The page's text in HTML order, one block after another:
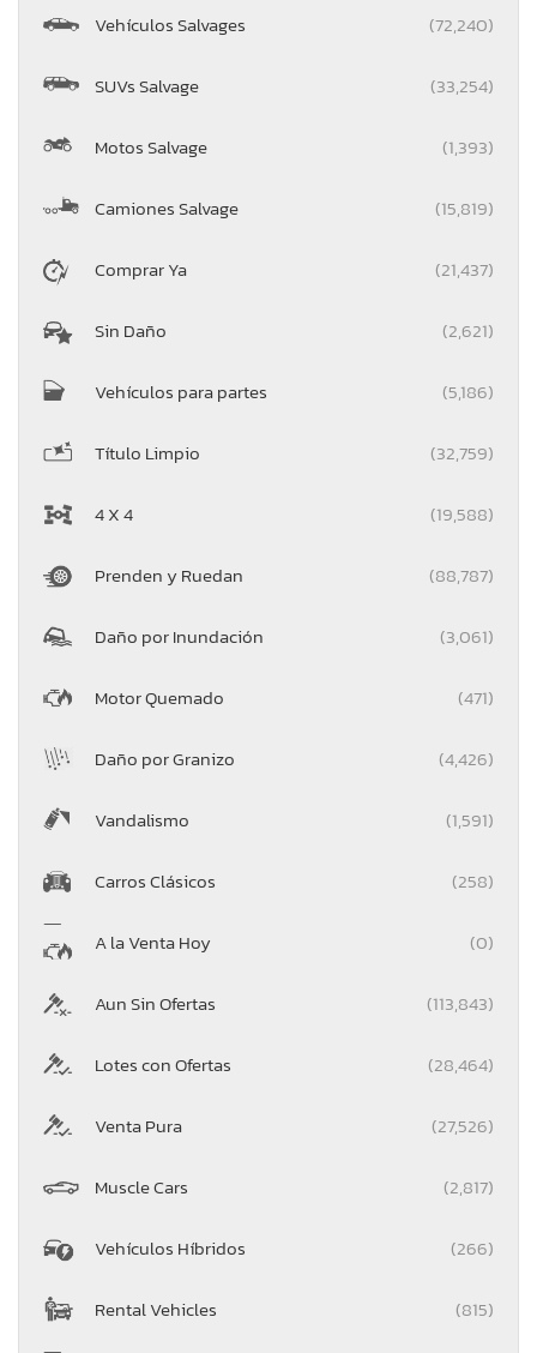
Vehículos Salvages (72,240)
SUVs Salvage (33,254)
Motos Salvage (1,393)
Camiones Salvage (15,819)
Comprar Ya (21,437)
Sin Daño (2,621)
Vehículos para partes (5,186)
Título Limpio (32,759)
4 X 4 (19,588)
Prenden y Ruedan (88,787)
Daño por Inundación (3,061)
Motor Quemado (471)
Daño por Granizo (4,426)
Vandalismo (1,591)
Carros Clásicos (258)
A la Venta Hoy (0)
Aun Sin Ofertas (113,843)
Lotes con Ofertas (28,464)
Venta Pura (27,526)
Muscle Cars (2,817)
Vehículos Híbridos (266)
Rental Vehicles (815)